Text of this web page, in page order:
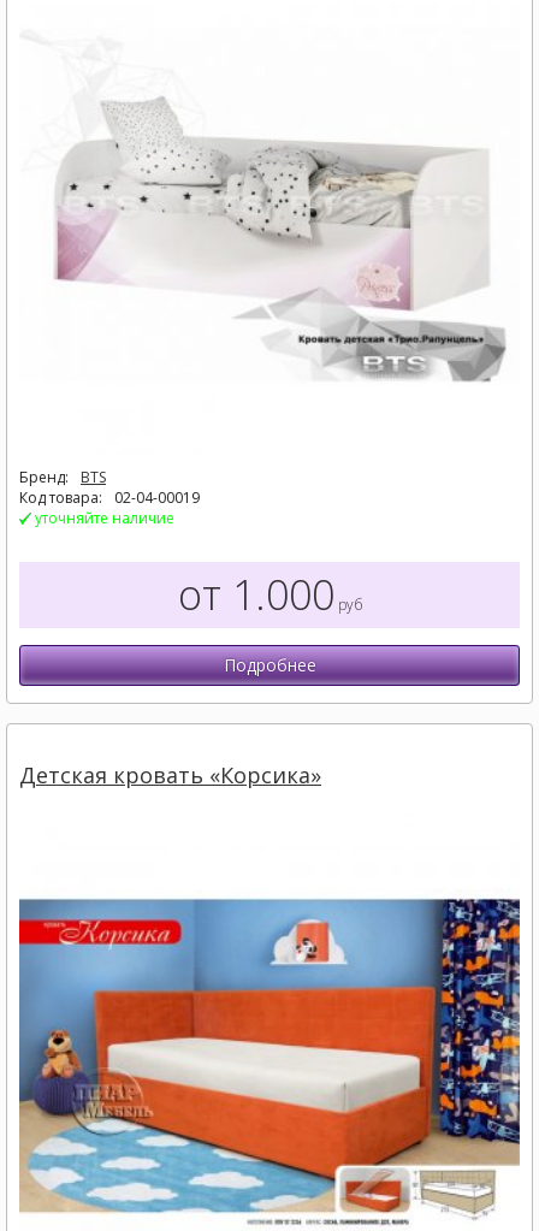
Бренд:
BTS
Код товара:
02-04-00019
уточняйте наличие
от 1.000 руб
Подробнее
Детская кровать «Корсика»